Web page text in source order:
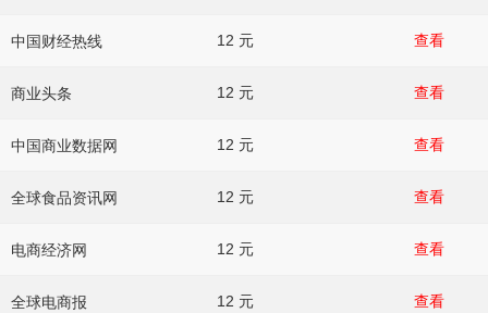
中国财经热线 12 元 查看
商业头条 12 元 查看
中国商业数据网 12 元 查看
全球食品资讯网 12 元 查看
电商经济网 12 元 查看
全球电商报 12 元 查看